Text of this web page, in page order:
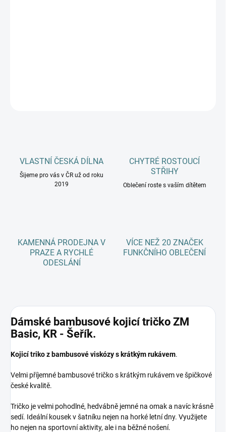
VLASTNÍ ČESKÁ DÍLNA
Šijeme pro vás v ČR už od roku
2019
CHYTRÉ ROSTOUCÍ
STŘIHY
Oblečení roste s vaším dítětem
KAMENNÁ PRODEJNA V
PRAZE A RYCHLÉ
ODESLÁNÍ
VÍCE NEŽ 20 ZNAČEK
FUNKČNÍHO OBLEČENÍ
Dámské bambusové kojicí tričko ZM
Basic, KR - Šeřík.
Kojicí triko z bambusové viskózy s krátkým rukávem.
Velmi příjemné bambusové tričko s krátkým rukávem ve špičkové
české kvalitě.
Tričko je velmi pohodlné, hedvábně jemné na omak a navíc krásně
sedí. Ideální kousek v šatníku nejen na horké letní dny. Využijete
ho nejen na sportovní aktivity, ale i na běžné nošení.